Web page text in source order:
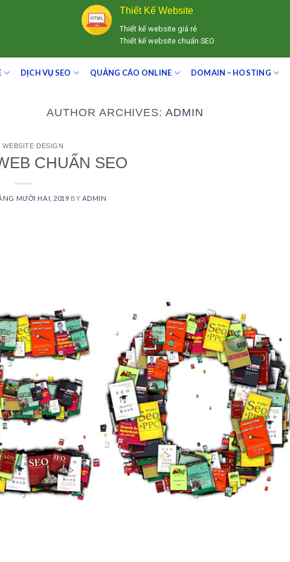
Thiết Kế Website
Thiết kế website giá rẻ
Thiết kế website chuẩn SEO
DỊCH VỤ SEO QUẢNG CÁO ONLINE DOMAIN – HOSTING
AUTHOR ARCHIVES:ADMIN
,WEBSITE DESIGN
CHUẨN SEO
MƯỜI HAI, 2019 BY ADMIN